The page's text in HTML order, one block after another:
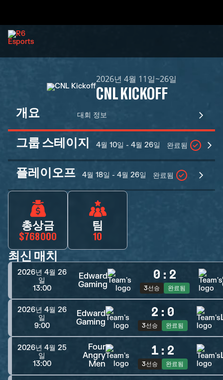
2026년 4월 11일~26일
CNL KICKOFF
개요 대회 정보
그룹 스테이지 4월 10일 - 4월 26일 완료됨
플레이오프 4월 18일 - 4월 26일 완료됨
총상금
$768000
팀
10
최신 매치
2026년 4월 26
일
13:00
Edward
Gaming
0 : 2
3선승 완료됨
2026년 4월 26
일
9:00
Edward
Gaming
2 : 0
3선승 완료됨
2026년 4월 25
일
13:00
Four
Angry
Men
1 : 2
3선승 완료됨